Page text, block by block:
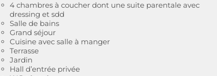
4 chambres à coucher dont une suite parentale avec
dressing et sdd
Salle de bains
Grand séjour
Cuisine avec salle à manger
Terrasse
Jardin
Hall d’entrée privée